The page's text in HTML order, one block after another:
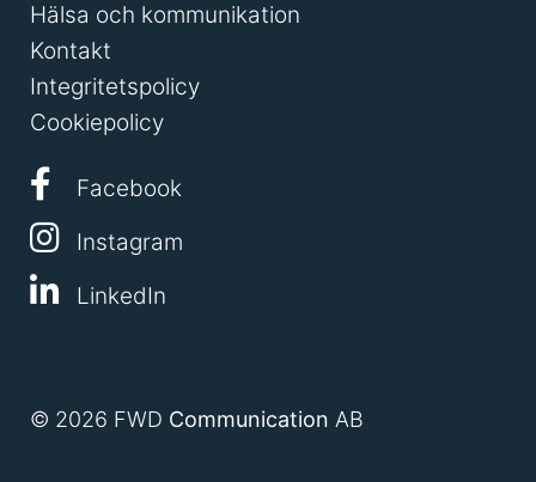
Hälsa och kommunikation
Kontakt
Integritetspolicy
Cookiepolicy
Facebook
Instagram
LinkedIn
© 2026 FWD Communication AB